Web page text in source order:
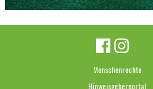
Menschenrechte
Hinweisgeberportal